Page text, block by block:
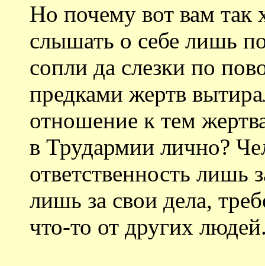
Но почему вот вам так
слышать о себе лишь
сопли да слезки по
предками жертв
отношение к тем
в Трудармии лично?
ответственность лишь
лишь за свои дела,
что-то от других